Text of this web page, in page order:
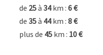
de 25à 34km : 6 €
de 35à 44km : 8 €
plus de 45 km : 10 €